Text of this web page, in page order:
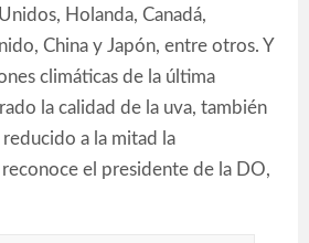
Holanda, Canadá,
China y Japón, entre otros. Y
climáticas de la última
la calidad de la uva, también
a la mitad la
el presidente de la DO,